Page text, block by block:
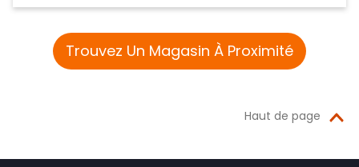
Trouvez Un Magasin À Proximité
Haut de page